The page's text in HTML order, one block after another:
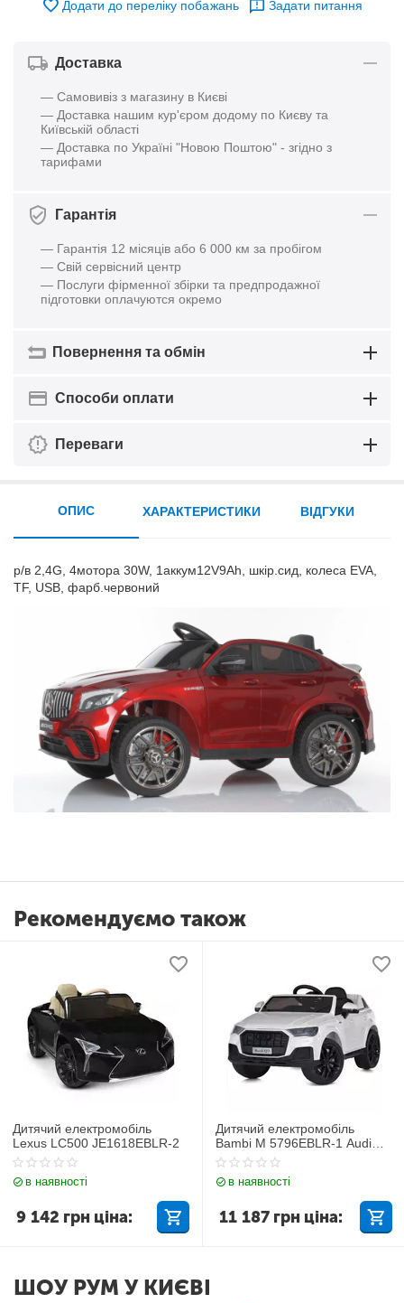
Додати до переліку побажань Задати питання
Доставка
— Самовивіз з магазину в Києві
— Доставка нашим кур'єром додому по Києву та
Київській області
— Доставка по Україні "Новою Поштою" - згідно з
тарифами
Гарантія
— Гарантія 12 місяців або 6 000 км за пробігом
— Свій сервісний центр
— Послуги фірменної збірки та предпродажної
підготовки оплачуются окремо
Повернення та обмін
Способи оплати
Переваги
ОПИС
р/в 2,4G, 4мотора 30W, 1аккум12V9Ah, шкір.сид, колеса EVA,
TF, USB, фарб.червоний
ХАРАКТЕРИСТИКИ ВІДГУКИ
Рекомендуємо також
Дитячий електромобіль
Lexus LC500 JE1618EBLR-2
в наявності
9 142 грн ціна:
Дитячий електромобіль
Bambi M 5796EBLR-1 Audi
Q7
в наявності
11 187 грн ціна:
ШОУ РУМ У КИЄВІ